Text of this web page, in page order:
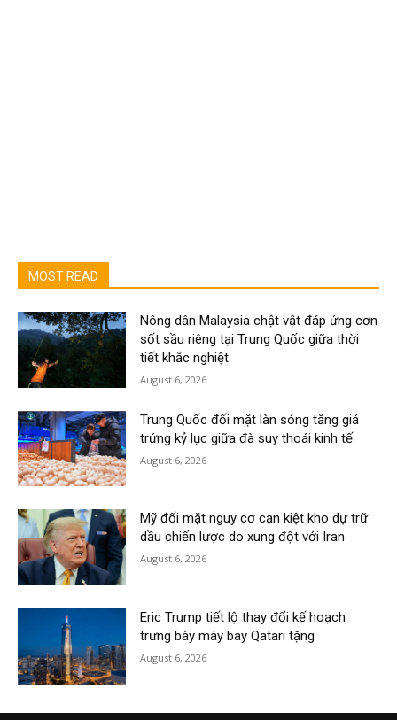
MOST READ
Nông dân Malaysia chật vật đáp ứng cơn
sốt sầu riêng tại Trung Quốc giữa thời
tiết khắc nghiệt
August 6, 2026
Trung Quốc đối mặt làn sóng tăng giá
trứng kỷ lục giữa đà suy thoái kinh tế
August 6, 2026
Mỹ đối mặt nguy cơ cạn kiệt kho dự trữ
dầu chiến lược do xung đột với Iran
August 6, 2026
Eric Trump tiết lộ thay đổi kế hoạch
trưng bày máy bay Qatari tặng
August 6, 2026